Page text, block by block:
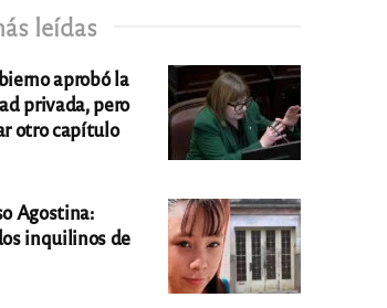
leídas
aprobó la
privada, pero
otro capítulo
Agostina:
inquilinos de